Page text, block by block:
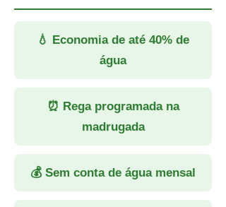
💧 Economia de até 40% de
água
⏰ Rega programada na
madrugada
💰 Sem conta de água mensal